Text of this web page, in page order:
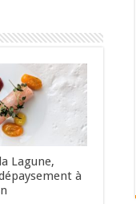
Lagune,
à